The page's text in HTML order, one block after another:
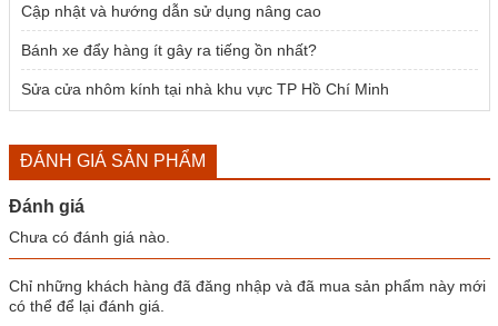
Cập nhật và hướng dẫn sử dụng nâng cao
Bánh xe đẩy hàng ít gây ra tiếng ồn nhất?
Sửa cửa nhôm kính tại nhà khu vực TP Hồ Chí Minh
ĐÁNH GIÁ SẢN PHẨM
Đánh giá
Chưa có đánh giá nào.
Chỉ những khách hàng đã đăng nhập và đã mua sản phẩm này mới
có thể để lại đánh giá.